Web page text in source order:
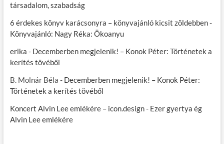
társadalom, szabadság
6 érdekes könyv karácsonyra – könyvajánló kicsit zöldebben-
Könyvajánló: Nagy Réka: Ökoanyu
erika - Decemberben megjelenik! – Konok Péter: Történetek a
kerítés tövéből
B. Molnár Béla - Decemberben megjelenik! – Konok Péter:
Történetek a kerítés tövéből
Koncert Alvin Lee emlékére – icon.design- Ezer gyertya ég
Alvin Lee emlékére